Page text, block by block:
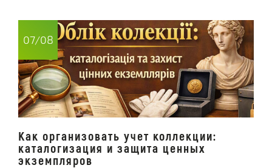
07/08
Как организовать учет коллекции:
каталогизация и защита ценных
экземпляров